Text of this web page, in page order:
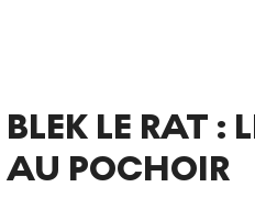
BLEK LE RAT :
AU POCHOIR